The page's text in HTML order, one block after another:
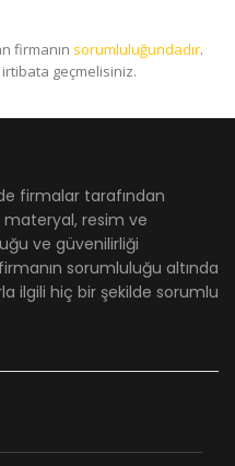
firmanın sorumluluğundadır.
irtibata geçmelisiniz.
firmalar tarafından
materyal, resim ve
ve güvenilirliği
sorumluluğu altında
ilgili hiç bir şekilde sorumlu